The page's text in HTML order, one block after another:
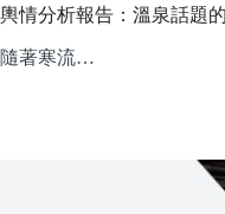
輿情分析報告：溫泉話題
隨著寒流…